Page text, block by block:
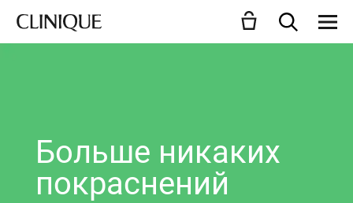
Больше никаких
покраснений